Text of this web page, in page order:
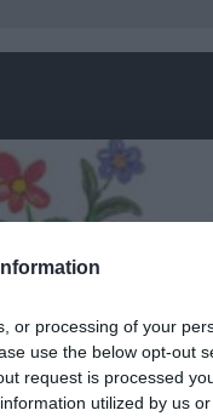
or processing of your
use the below opt-out
request is processed
utilized by us